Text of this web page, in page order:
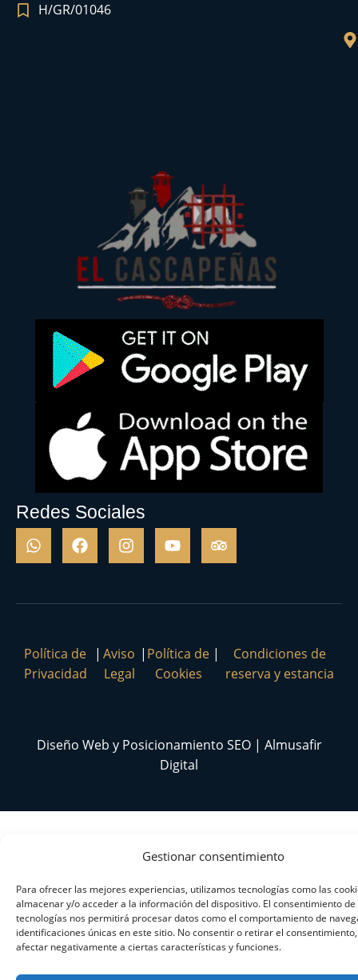
Gestionar consentimiento
Para ofrecer las mejores experiencias, utilizamos tecnologías como las
almacenar y/o acceder a la información del dispositivo. El consentimiento de
tecnologías nos permitirá procesar datos como el comportamiento de
identificaciones únicas en este sitio. No consentir o retirar el
afectar negativamente a ciertas características y funciones.
H/GR/01046
Redes Sociales
Política de
Privacidad
| Aviso
Legal
| Política de
Cookies
|
Condiciones de
reserva y estancia
Diseño Web y Posicionamiento SEO | Almusafir
Digital